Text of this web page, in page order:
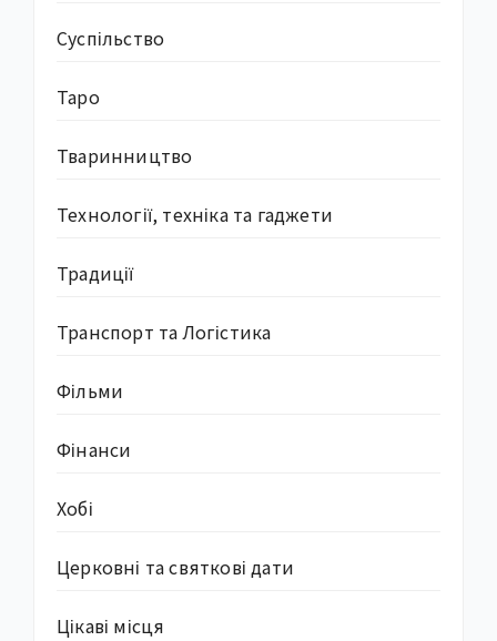
Суcпільство
Таро
Тваринництво
Технології, техніка та гаджети
Традиції
Транспорт та Логістика
Фільми
Фінанси
Хобі
Церковні та святкові дати
Цікаві місця